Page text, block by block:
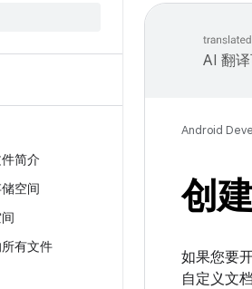
简介
空间
有文件
AI 翻译
Android
创
如果您要
自定义文